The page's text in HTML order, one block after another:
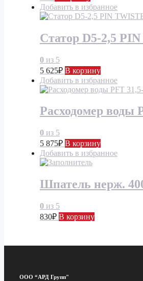
Добавить в избранное
Статор D5-2,5
0 из 5
5 625₽ В корзину
Добавить в избранное
Расходомер воды
0 из 5
5 875₽ В корзину
Добавить в избранное
Шпатель нерж.
0 из 5
830₽ В корзину
ООО “АРД Групп"